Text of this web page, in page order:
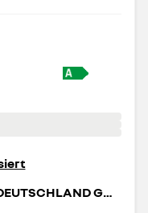
RENAULT RETAIL GROUP DEUTSCHLAND GMBH